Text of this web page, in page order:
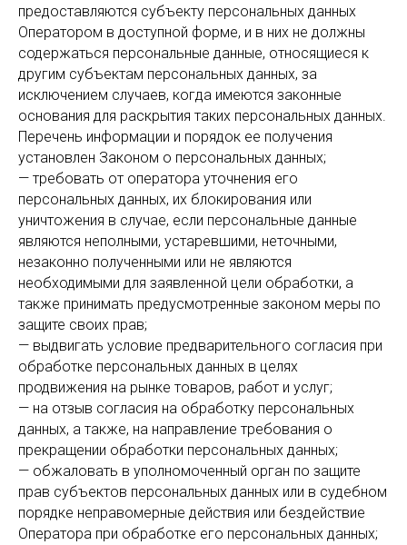
предоставляются субъекту персональных данных
Оператором в доступной форме, и в них не должны
содержаться персональные данные, относящиеся к
другим субъектам персональных данных, за
исключением случаев, когда имеются законные
основания для раскрытия таких персональных данных.
Перечень информации и порядок ее получения
установлен Законом о персональных данных;
— требовать от оператора уточнения его
персональных данных, их блокирования или
уничтожения в случае, если персональные данные
являются неполными, устаревшими, неточными,
незаконно полученными или не являются
необходимыми для заявленной цели обработки, а
также принимать предусмотренные законом меры по
защите своих прав;
— выдвигать условие предварительного согласия при
обработке персональных данных в целях
продвижения на рынке товаров, работ и услуг;
— на отзыв согласия на обработку персональных
данных, а также, на направление требования о
прекращении обработки персональных данных;
— обжаловать в уполномоченный орган по защите
прав субъектов персональных данных или в судебном
порядке неправомерные действия или бездействие
Оператора при обработке его персональных данных;